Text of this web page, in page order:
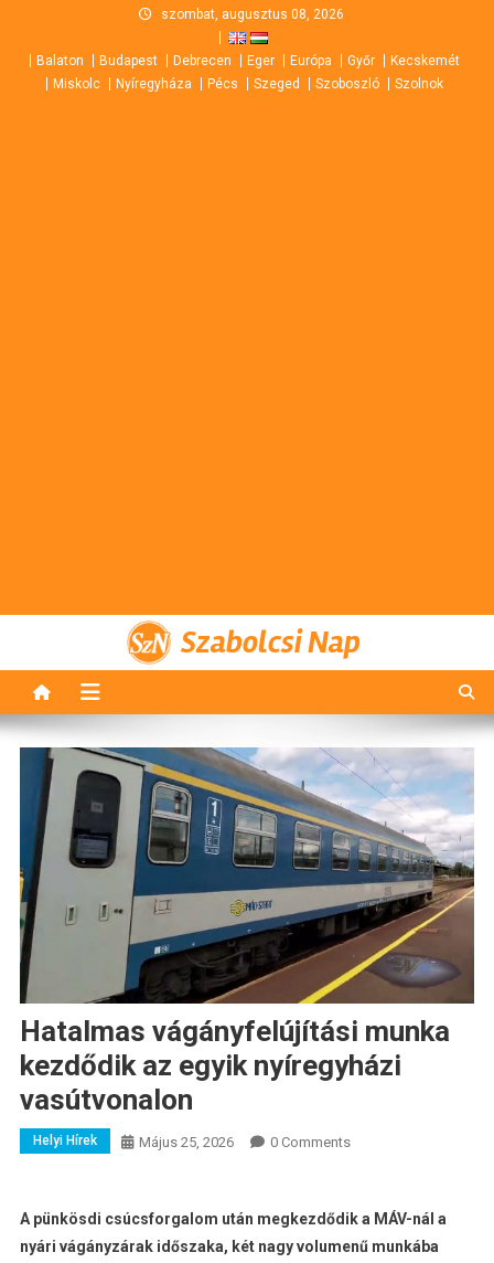
content
szombat, augusztus 08, 2026
Balaton Budapest Debrecen Eger Európa Győr
Kecskemét
Miskolc
Nyíregyháza Pécs Szeged Szoboszló Szolnok
Szabolcsi Nap
Hatalmas vágányfelújítási munka
kezdődik az egyik nyíregyházi
vasútvonalon
Helyi Hírek Május 25, 2026 0 Comments
A pünkösdi csúcsforgalom után megkezdődik a MÁV-nál a
nyári vágányzárak időszaka, két nagy volumenű munkába